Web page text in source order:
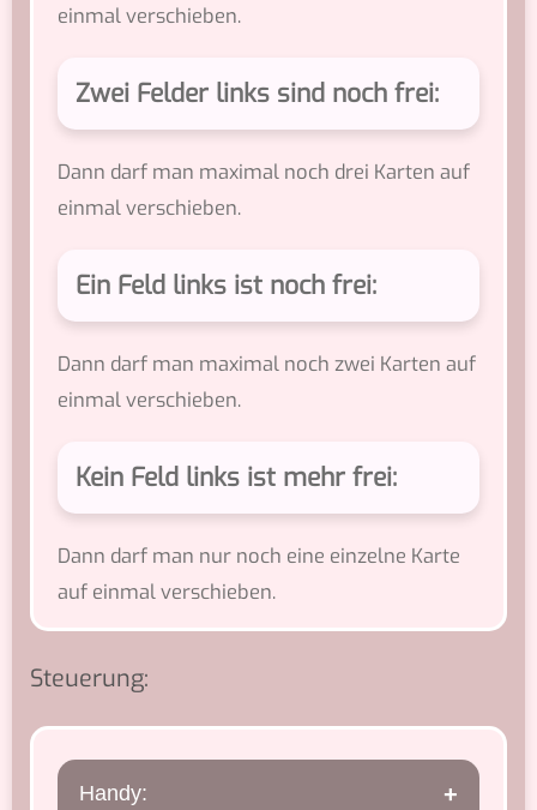
einmal verschieben.
Zwei Felder links sind noch frei:
Dann darf man maximal noch drei Karten auf
einmal verschieben.
Ein Feld links ist noch frei:
Dann darf man maximal noch zwei Karten auf
einmal verschieben.
Kein Feld links ist mehr frei:
Dann darf man nur noch eine einzelne Karte
auf einmal verschieben.
Steuerung:
Handy: